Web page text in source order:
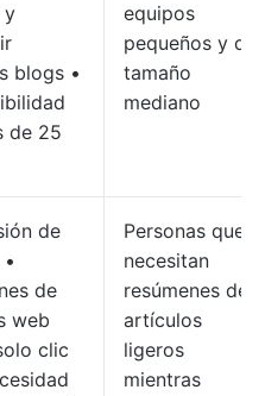
y
blogs •
de 25
equipos
pequeños y de
tamaño
mediano
de
de
web
clic
Personas que
necesitan
resúmenes de
artículos
ligeros
mientras